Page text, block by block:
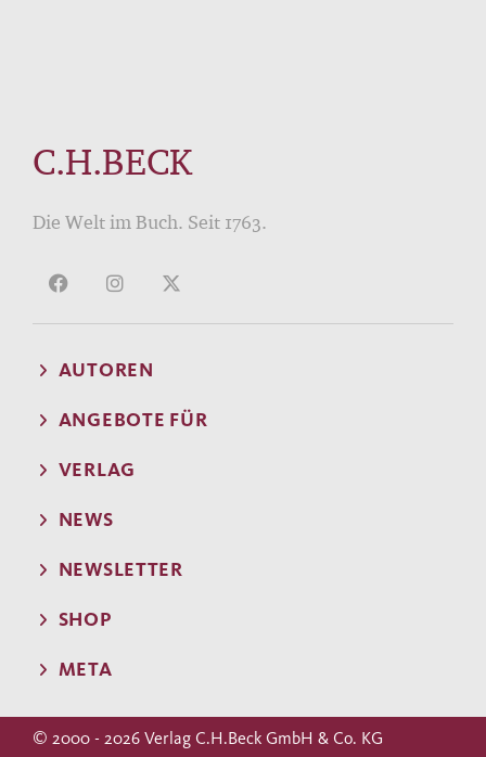
C.H.BECK
Die Welt im Buch. Seit 1763.
AUTOREN
ANGEBOTE FÜR
VERLAG
NEWS
NEWSLETTER
SHOP
META
© 2000 - 2026 Verlag C.H.Beck GmbH & Co. KG